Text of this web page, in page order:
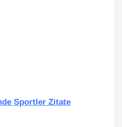
Sportler Zitate